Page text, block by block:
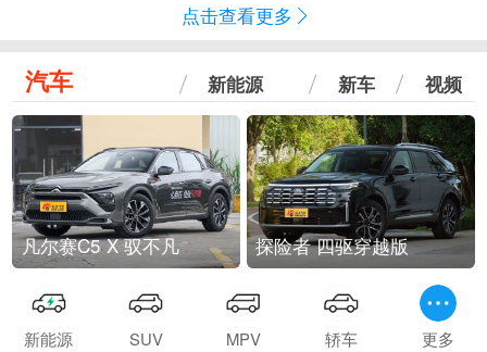
点击查看更多
汽车 新能源 新车 视频
凡尔赛C5 X 驭不凡 探险者 四驱穿越版
新能源 SUV MPV 轿车 更多